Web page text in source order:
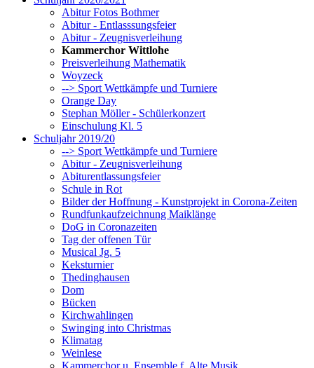
Abitur Fotos Bothmer
Abitur - Entlasssungsfeier
Abitur - Zeugnisverleihung
Kammerchor Wittlohe
Preisverleihung Mathematik
Woyzeck
--> Sport Wettkämpfe und Turniere
Orange Day
Stephan Möller - Schülerkonzert
Einschulung Kl. 5
Schuljahr 2019/20
--> Sport Wettkämpfe und Turniere
Abitur - Zeugnisverleihung
Abiturentlassungsfeier
Schule in Rot
Bilder der Hoffnung - Kunstprojekt in Corona-Zeiten
Rundfunkaufzeichnung Maiklänge
DoG in Coronazeiten
Tag der offenen Tür
Musical Jg. 5
Keksturnier
Thedinghausen
Dom
Bücken
Kirchwahlingen
Swinging into Christmas
Klimatag
Weinlese